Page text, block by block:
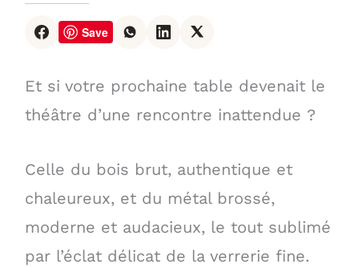
Save
Et si votre prochaine table devenait le
théâtre d’une rencontre inattendue ?
Celle du bois brut, authentique et
chaleureux, et du métal brossé,
moderne et audacieux, le tout sublimé
par l’éclat délicat de la verrerie fine.